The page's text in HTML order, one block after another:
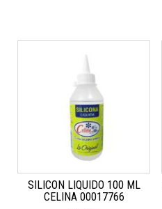
SILICON LIQUIDO 100 ML
CELINA 00017766